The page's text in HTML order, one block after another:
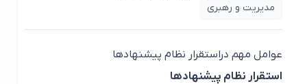
مدیریت و رهبری
عوامل مهم دراستقرار نظام پیشنهادها
استقرار نظام پیشنهادها